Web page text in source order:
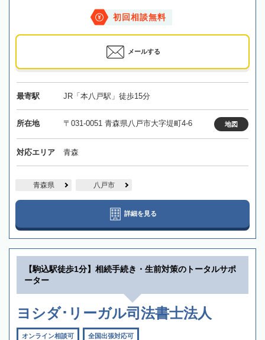
初回相談無料
メールする
最寄駅 JR「本八戸駅」徒歩15分
所在地 〒031-0051 青森県八戸市大字堤町4-6 地図
対応エリア 青森
青森県 八戸市
詳細を見る
【駒込駅徒歩1分】相続手続き・生前対策のトータルサポ
ーター
ヨシダ･リーガル司法書士法人
オンライン相談可 全国出張対応可